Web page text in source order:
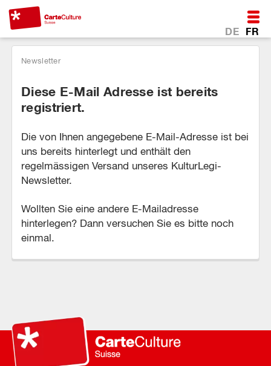
DE FR
Newsletter
Diese E-Mail Adresse ist bereits
registriert.
Die von Ihnen angegebene E-Mail-Adresse ist bei
uns bereits hinterlegt und enthält den
regelmässigen Versand unseres KulturLegi-
Newsletter.
Wollten Sie eine andere E-Mailadresse
hinterlegen? Dann versuchen Sie es bitte noch
einmal.